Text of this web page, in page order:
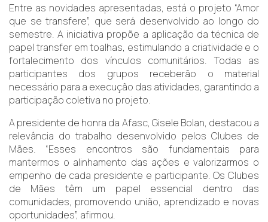
Entre as novidades apresentadas, está o projeto “Amor
que se transfere”, que será desenvolvido ao longo do
semestre. A iniciativa propõe a aplicação da técnica de
papel transfer em toalhas, estimulando a criatividade e o
fortalecimento dos vínculos comunitários. Todas as
participantes dos grupos receberão o material
necessário para a execução das atividades, garantindo a
participação coletiva no projeto.
A presidente de honra da Afasc, Gisele Bolan, destacou a
relevância do trabalho desenvolvido pelos Clubes de
Mães. “Esses encontros são fundamentais para
mantermos o alinhamento das ações e valorizarmos o
empenho de cada presidente e participante. Os Clubes
de Mães têm um papel essencial dentro das
comunidades, promovendo união, aprendizado e novas
oportunidades”, afirmou.